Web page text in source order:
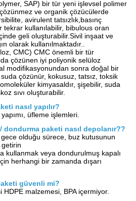
SAP) bir tür yeni işlevsel polimer
ve organik çözücülerde
avirulent tatsızlık,basınç
kullanılabilir, bibulous oran
geli oluşturabilir.Sivil inşaat ve
olarak kullanılmaktadır..
CMC) CMC önemli bir tür
çözünen iyi poliyonik selüloz
modifikasyonundan sonra doğal bir
çözünür, kokusuz, tatsız, toksik
kimyasaldır, şişebilir, suda
sıvı oluşturabilir.
nasıl yapılır?
yapımı, üfleme işlemleri.
dondurma paketi nasıl depolanır??
olduğu sürece, buz kutusunun
getirin
kullanmak veya dondurulmuş kapalı
herhangi bir zamanda dışarı
güvenli mi?
HDPE malzemesi, BPA içermiyor.